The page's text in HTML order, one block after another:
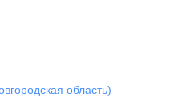
область)